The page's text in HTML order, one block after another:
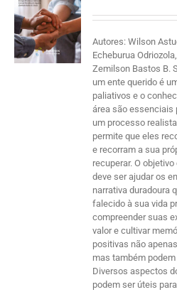
Autores: Wilson
Echeburua
Zemilson Bastos B.
um ente querido é
paliativos e o
área são essenciais
um processo
permite que eles
e recorram a sua
recuperar. O
deve ser ajudar os
narrativa duradoura
falecido à sua vida
compreender suas
valor e cultivar
positivas não
mas também
Diversos aspectos
podem ser úteis